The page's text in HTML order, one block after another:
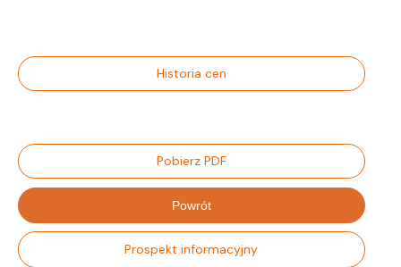
Historia cen
Pobierz PDF
Powrót
Prospekt informacyjny